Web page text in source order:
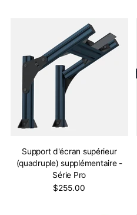
Support d'écran supérieur
(quadruple) supplémentaire -
Série Pro
$255.00